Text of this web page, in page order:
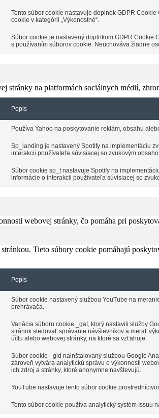
Tento súbor cookie nastavuje doplnok GDPR
cookie v kategórii „Výkonostné“.
Súbor cookie je nastavený doplnkom GDPR Cookie
s používaním súborov cookie. Neuchováva žiadne
na platformách sociálnych médií,
Popis
Používa Yahoo na poskytovanie reklám, obsahu
Sp_landing je nastavený Spotify na implementáciu
interakcii používateľa súvisiacej so zvukovým
Súbor cookie sp_t nastavuje Spotify na
informácie o interakcii používateľa súvisiacej so
webovej stránky, čo pomáha pri
Tieto súbory cookie pomáhajú
Popis
Súbor cookie nastavený službou YouTube na
prehrávača.
Variácia súboru cookie _gat, ktorý nastavili služby
stránok sledovať správanie návštevníkov a merať
účtu alebo webovej stránky, na ktoré sa vzťahuje.
Súbor cookie _gid nainštalovaný službou Google
zároveň vytvára analytickú správu o výkonnosti
ich zdroj a stránky, ktoré anonymne navštevujú.
YouTube nastavuje tento súbor cookie
Tento súbor cookie používa analytický systém Issuu